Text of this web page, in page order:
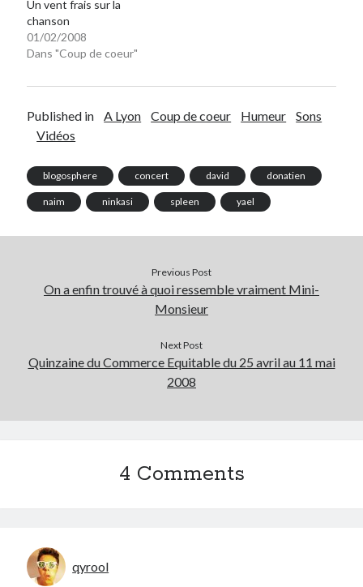
Un vent frais sur la
chanson
01/02/2008
Dans "Coup de coeur"
Published in A Lyon Coup de coeur Humeur
Sons
Vidéos
blogosphere concert david donatien
naim ninkasi spleen yael
Previous Post
On a enfin trouvé à quoi ressemble vraiment Mini-
Monsieur
Next Post
Quinzaine du Commerce Equitable du 25 avril au 11 mai
2008
4 Comments
qyrool